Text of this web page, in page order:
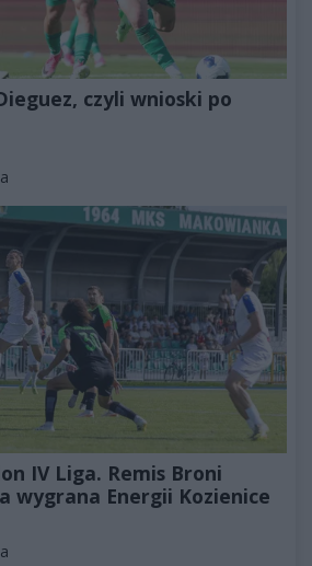
czyli wnioski po
IV Liga. Remis Broni
wygrana Energii Kozienice